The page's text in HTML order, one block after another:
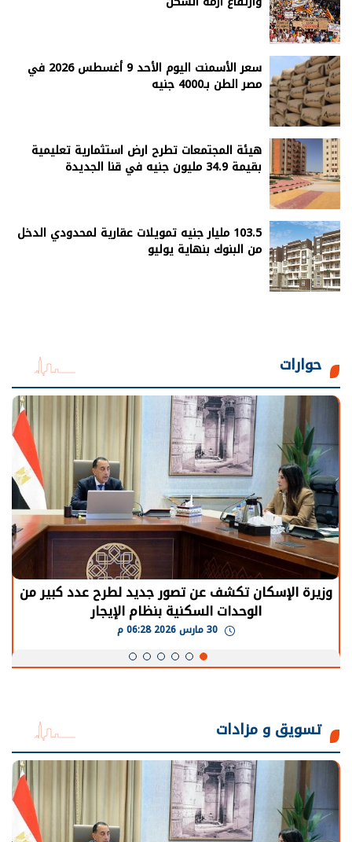
سعر الأسمنت اليوم الأحد 9 أغسطس 2026 في
مصر الطن بـ4000 جنيه
هيئة المجتمعات تطرح ارض استثمارية تعليمية
بقيمة 34.9 مليون جنيه في قنا الجديدة
103.5 مليار جنيه تمويلات عقارية لمحدودي الدخل
من البنوك بنهاية يوليو
حوارات
الرئيس السيسي: توقف الأنشطة في قطاع الطاقة
يحتاج إلى سنوات لعودة معدلات الإنتاج الطبيعية
تسويق و مزادات